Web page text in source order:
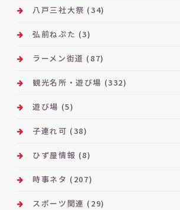
八戸三社大祭 (34)
弘前ねぷた (3)
ラーメン街道 (87)
観光名所・遊び場 (332)
遊び場 (5)
子連れ可 (38)
ひず屋情報 (8)
時事ネタ (207)
スポーツ関連 (29)